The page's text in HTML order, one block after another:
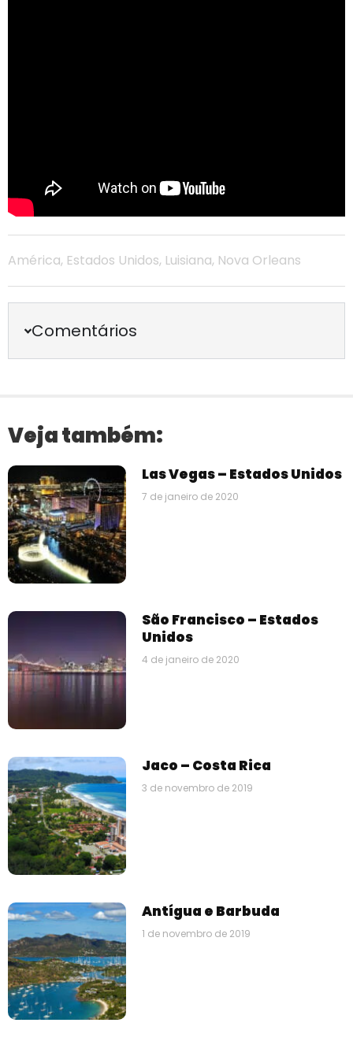
América, Estados Unidos, Luisiana, Nova Orleans
Comentários
Veja também:
Las Vegas – Estados Unidos
7 de janeiro de 2020
São Francisco – Estados
Unidos
4 de janeiro de 2020
Jaco – Costa Rica
3 de novembro de 2019
Antígua e Barbuda
1 de novembro de 2019